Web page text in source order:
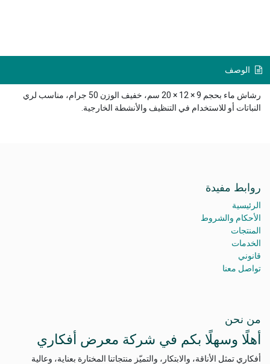
الوصف
رشاش ماء بحجم 9 × 12 × 20 سم، خفيف الوزن 50 جرام، مناسب لري
النباتات أو للاستخدام في التنظيف والأنشطة الخارجية.
روابط مفيدة
الرئيسية
الأحكام والشروط
المنتجات
الخدمات
قانوني
تواصل معنا
من نحن
أهلًا وسهلًا بكم في شركة معرض أفكاري
أفكاري تمثل الأناقة، والابتكار، والتميّز منتجاتنا المختارة بعناية، وعالية